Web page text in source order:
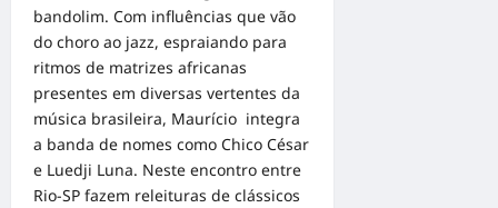
bandolim. Com influências que vão
do choro ao jazz, espraiando para
ritmos de matrizes africanas
presentes em diversas vertentes da
música brasileira, Maurício integra
a banda de nomes como Chico César
e Luedji Luna. Neste encontro entre
Rio-SP fazem releituras de clássicos